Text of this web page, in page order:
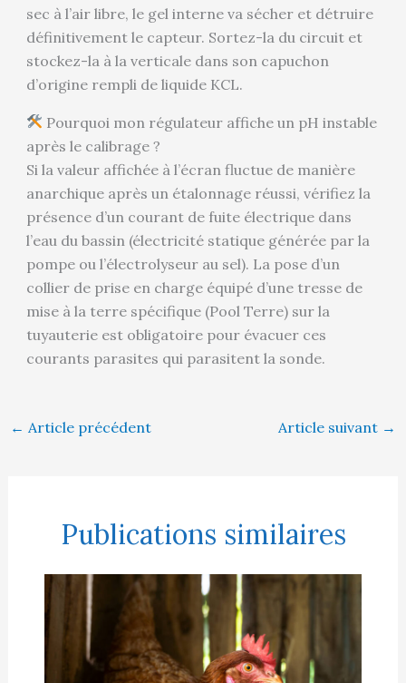
sec à l’air libre, le gel interne va sécher et détruire
définitivement le capteur. Sortez-la du circuit et
stockez-la à la verticale dans son capuchon
d’origine rempli de liquide KCL.
Pourquoi mon régulateur affiche un pH instable
après le calibrage ?
Si la valeur affichée à l’écran fluctue de manière
anarchique après un étalonnage réussi, vérifiez la
présence d’un courant de fuite électrique dans
l’eau du bassin (électricité statique générée par la
pompe ou l’électrolyseur au sel). La pose d’un
collier de prise en charge équipé d’une tresse de
mise à la terre spécifique (Pool Terre) sur la
tuyauterie est obligatoire pour évacuer ces
courants parasites qui parasitent la sonde.
← Article précédent Article suivant →
Publications similaires